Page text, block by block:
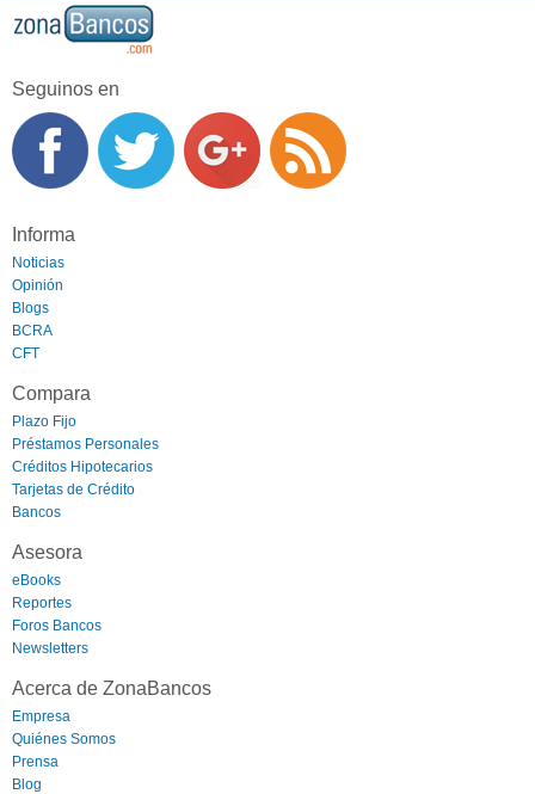
Seguinos en
Informa
Noticias
Opinión
Blogs
BCRA
CFT
Compara
Plazo Fijo
Préstamos Personales
Créditos Hipotecarios
Tarjetas de Crédito
Bancos
Asesora
eBooks
Reportes
Foros Bancos
Newsletters
Acerca de ZonaBancos
Empresa
Quiénes Somos
Prensa
Blog